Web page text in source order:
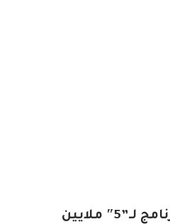
الأمم المتحدة تعلن برنامج لـ”5″ ملايين